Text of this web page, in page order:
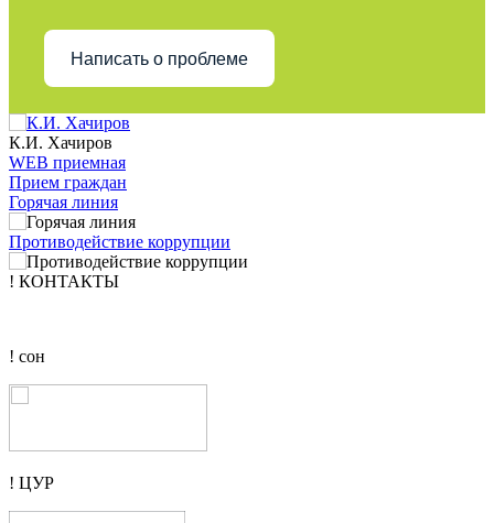
Написать о проблеме
К.И. Хачиров
WEB приемная
Прием граждан
Горячая линия
Противодействие коррупции
! КОНТАКТЫ
! сон
! ЦУР